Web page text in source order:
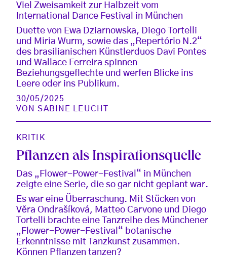
Viel Zweisamkeit zur Halbzeit vom
International Dance Festival in München
Duette von Ewa Dziarnowska, Diego Tortelli
und Miria Wurm, sowie das „Repertório N.2“
des brasilianischen Künstlerduos Davi Pontes
und Wallace Ferreira spinnen
Beziehungsgeflechte und werfen Blicke ins
Leere oder ins Publikum.
30/05/2025
VONSABINE LEUCHT
KRITIK
Pflanzen als Inspirationsquelle
Das „Flower-Power-Festival“ in München
zeigte eine Serie, die so gar nicht geplant war.
Es war eine Überraschung. Mit Stücken von
Věra Ondrašíková, Matteo Carvone und Diego
Tortelli brachte eine Tanzreihe des Münchener
„Flower-Power-Festival“ botanische
Erkenntnisse mit Tanzkunst zusammen.
Können Pflanzen tanzen?